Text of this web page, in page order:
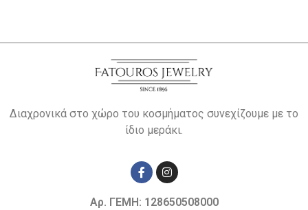
Διαχρονικά στο χώρο του κοσμήματος συνεχίζουμε με το
ίδιο μεράκι.
Αρ. ΓΕΜΗ: 128650508000